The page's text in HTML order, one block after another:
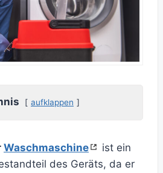
aufklappen
Waschmaschine
ist ein
des Geräts, da er